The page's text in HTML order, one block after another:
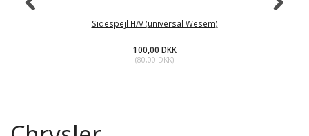
Sidespejl H/V (universal Wesem)
100,00 DKK
(80,00 DKK)